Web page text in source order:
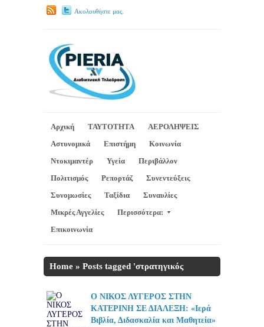
Ακολουθήστε μας.
Αρχική ΤΑΥΤΟΤΗΤΑ
ΑΕΡΟΛΗΨΕΙΣ
Αστυνομικά
Επιστήμη
Κοινωνία
Ντοκιμαντέρ
Υγεία
Περιβάλλον
Πολιτισμός
Ρεπορτάζ
Συνεντεύξεις
Συνομωσίες
Ταξίδια
Συναυλίες
Μικρές Αγγελίες
Περισσότερα:
Επικοινωνία
Home » Posts tagged 'στρατηγικός
Ο ΝΙΚΟΣ ΛΥΓΕΡΟΣ ΣΤΗΝ
ΚΑΤΕΡΙΝΗ ΣΕ ΔΙΑΛΕΞΗ: «Ιερά
Βιβλία, Διδασκαλία και Μαθητεία»